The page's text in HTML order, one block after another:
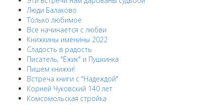
Люди Балаково
Только любимое
Все начинается с любви
Книжкины именины 2022
Сладость в радость
Писатель, "Ёжик" и Пушкинка
Пишем книжки!
Встреча книги с "Надеждой"
Корней Чуковский 140 лет
Комсомольская стройка